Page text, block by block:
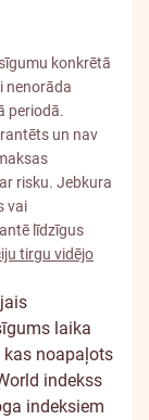
konkrētā
nenorāda
periodā.
un nav
risku. Jebkura
vai
līdzīgus
tirgu vidējo
laika
kas noapaļots
indekss
indeksiem